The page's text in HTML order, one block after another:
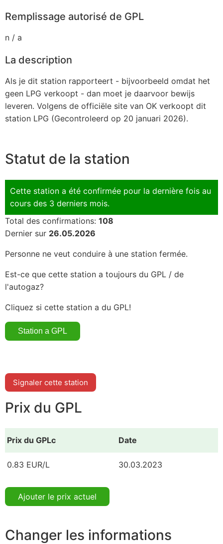
Remplissage autorisé de GPL
n / a
La description
Als je dit station rapporteert - bijvoorbeeld omdat het
geen LPG verkoopt - dan moet je daarvoor bewijs
leveren. Volgens de officiële site van OK verkoopt dit
station LPG (Gecontroleerd op 20 januari 2026).
Statut de la station
Cette station a été confirmée pour la dernière fois au
cours des 3 derniers mois.
Total des confirmations: 108
Dernier sur 26.05.2026
Personne ne veut conduire à une station fermée.
Est-ce que cette station a toujours du GPL / de
l'autogaz?
Cliquez si cette station a du GPL!
Signaler cette station
Prix du GPL
Prix du GPLc Date
0.83 EUR/L 30.03.2023
Ajouter le prix actuel
Changer les informations